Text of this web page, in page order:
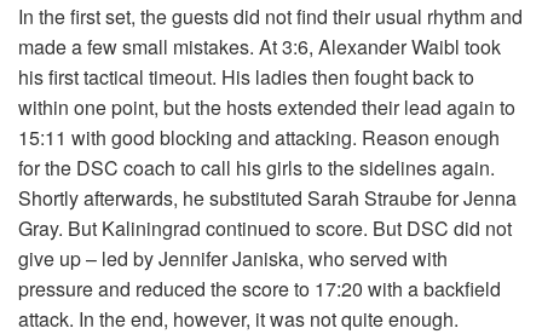
In the first set, the guests did not find their usual rhythm and
made a few small mistakes. At 3:6, Alexander Waibl took
his first tactical timeout. His ladies then fought back to
within one point, but the hosts extended their lead again to
15:11 with good blocking and attacking. Reason enough
for the DSC coach to call his girls to the sidelines again.
Shortly afterwards, he substituted Sarah Straube for Jenna
Gray. But Kaliningrad continued to score. But DSC did not
give up – led by Jennifer Janiska, who served with
pressure and reduced the score to 17:20 with a backfield
attack. In the end, however, it was not quite enough.